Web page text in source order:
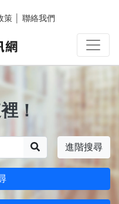
策 聯絡我們
！
進階搜尋